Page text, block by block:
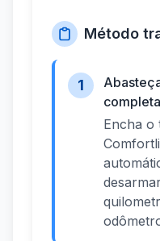
Método
1
Encha o